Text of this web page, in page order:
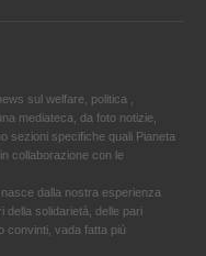
sul welfare, politica ,
mediateca, da foto notizie,
sezioni specifiche quali Pianeta
collaborazione con le
dalla nostra esperienza
della solidarietà, delle pari
convinti, vada fatta più